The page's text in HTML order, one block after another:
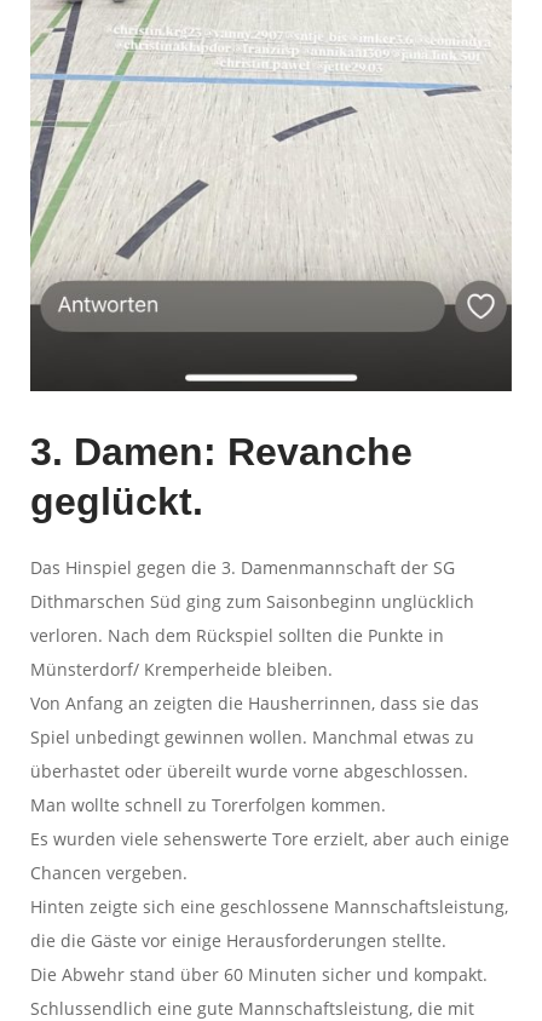
3. Damen: Revanche
geglückt.
Das Hinspiel gegen die 3. Damenmannschaft der SG
Dithmarschen Süd ging zum Saisonbeginn unglücklich
verloren. Nach dem Rückspiel sollten die Punkte in
Münsterdorf/ Kremperheide bleiben.
Von Anfang an zeigten die Hausherrinnen, dass sie das
Spiel unbedingt gewinnen wollen. Manchmal etwas zu
überhastet oder übereilt wurde vorne abgeschlossen.
Man wollte schnell zu Torerfolgen kommen.
Es wurden viele sehenswerte Tore erzielt, aber auch einige
Chancen vergeben.
Hinten zeigte sich eine geschlossene Mannschaftsleistung,
die die Gäste vor einige Herausforderungen stellte.
Die Abwehr stand über 60 Minuten sicher und kompakt.
Schlussendlich eine gute Mannschaftsleistung, die mit